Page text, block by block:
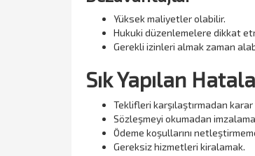
Yüksek maliyetler olabilir.
Hukuki düzenlemelere dikkat
Gerekli izinleri almak zaman
Sık Yapılan
Teklifleri karşılaştırmadan karar
Sözleşmeyi okumadan
Ödeme koşullarını
Gereksiz hizmetleri kiralamak.